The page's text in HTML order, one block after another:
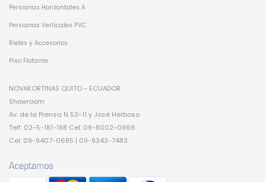
Persianas Horizontales A
Persianas Verticales PVC
Rieles y Accesorios
Piso Flotante
NOVAKORTINAS QUITO - ECUADOR
Showroom:
Av. de la Prensa N 53-11 y José Herboso
Telf: 02-5-181-198 Cel: 09-8002-0966
Cel: 09-9407-0685 | 09-9343-7483